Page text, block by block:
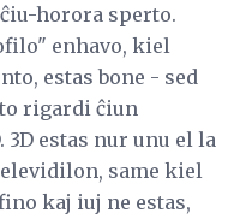
horora sperto.
enhavo, kiel
estas bone - sed
rigardi ĉiun
estas nur unu el la
same kiel
kaj iuj ne estas,